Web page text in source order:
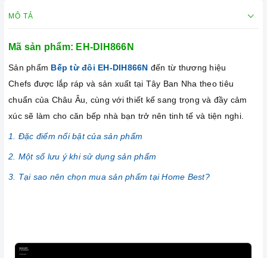
MÔ TẢ
Mã sản phẩm: EH-DIH866N
Sản phẩm Bếp từ đôi EH-DIH866N đến từ thương hiệu
Chefs được lắp ráp và sản xuất tại Tây Ban Nha theo tiêu
chuẩn của Châu Âu, cùng với thiết kế sang trọng và đầy cảm
xúc sẽ làm cho căn bếp nhà bạn trở nên tinh tế và tiện nghi.
1. Đặc điểm nổi bật của sản phẩm
2. Một số lưu ý khi sử dụng sản phẩm
3. Tại sao nên chọn mua sản phẩm tại Home Best?